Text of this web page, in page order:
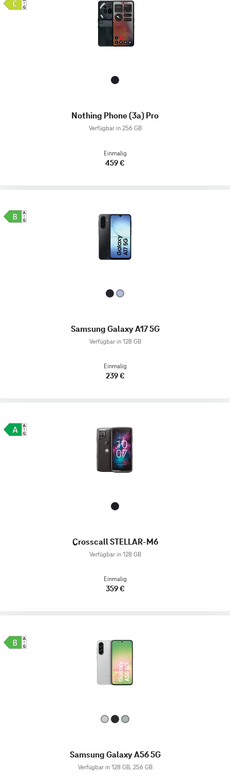
Nothing Phone (3a) Pro
Verfügbar in 256 GB
Einmalig
459 €
Samsung Galaxy A17 5G
Verfügbar in 128 GB
Einmalig
239 €
Crosscall STELLAR-M6
Verfügbar in 128 GB
Einmalig
359 €
Samsung Galaxy A56 5G
Verfügbar in 128 GB, 256 GB